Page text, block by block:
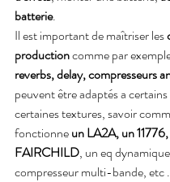
batterie.
Il est important de maîtriser les
production comme par
reverbs, delay, compresseurs
peuvent être adaptés a
certaines textures, savoir
fonctionne un LA2A, un
FAIRCHILD, un eq
compresseur multi-bande, etc